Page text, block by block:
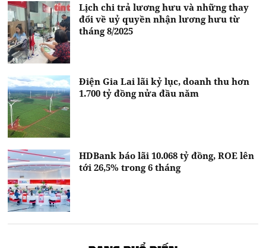
Lịch chi trả lương hưu và những thay
đổi về uỷ quyền nhận lương hưu từ
tháng 8/2025
Điện Gia Lai lãi kỷ lục, doanh thu hơn
1.700 tỷ đồng nửa đầu năm
HDBank báo lãi 10.068 tỷ đồng, ROE lên
tới 26,5% trong 6 tháng